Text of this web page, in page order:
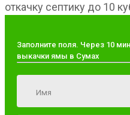
откачку септику до 10
Заполните поля. Через 10
выкачки ямы в Сумах